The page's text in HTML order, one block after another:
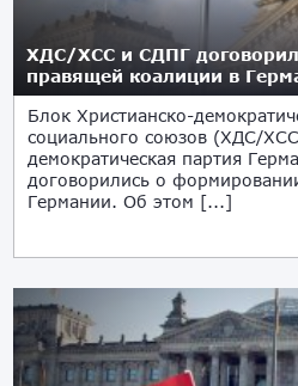
ХДС/ХСС и СДПГ
правящей коалиции в
Блок Христианско-
социального союзов (ХДС/
демократическая партия
договорились о
Германии. Об этом [...]